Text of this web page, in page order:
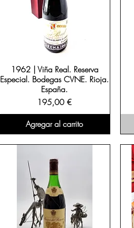
1962 | Viña Real. Reserva
Especial. Bodegas CVNE. Rioja.
España.
Precio
195,00 €
Agregar al carrito